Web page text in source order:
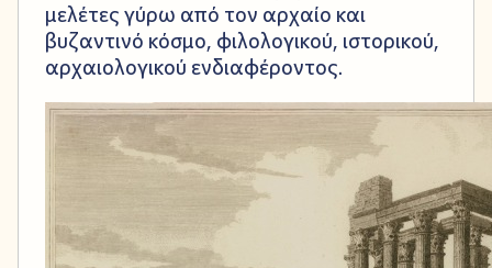
μελέτες γύρω από τον αρχαίο και
βυζαντινό κόσμο, φιλολογικού, ιστορικού,
αρχαιολογικού ενδιαφέροντος.